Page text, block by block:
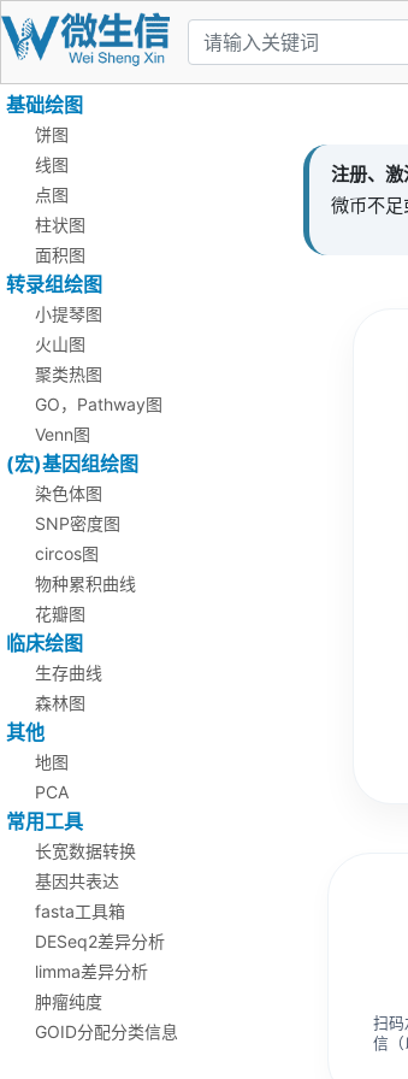
基础绘图
饼图
线图
点图
柱状图
面积图
转录组绘图
小提琴图
火山图
聚类热图
GO，Pathway图
Venn图
(宏)基因组绘图
染色体图
SNP密度图
circos图
物种累积曲线
花瓣图
临床绘图
生存曲线
森林图
其他
地图
PCA
常用工具
长宽数据转换
基因共表达
fasta工具箱
DESeq2差异分析
limma差异分析
肿瘤纯度
GOID分配分类信息
注册、激
微币不
扫码
信（